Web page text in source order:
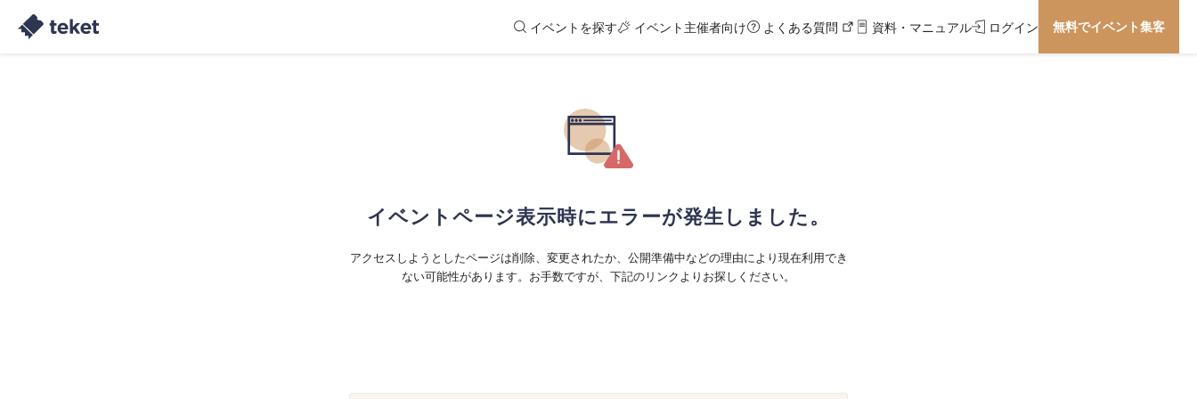
イベントを探す イベント主催者向け よくある質問 資料・マニュアル ログイン 無料でイベント集客
イベントページ表示時にエラーが発生しました。
アクセスしようとしたページは削除、変更されたか、公開準備中などの理由により現在利用でき
ない可能性があります。お手数ですが、下記のリンクよりお探しください。